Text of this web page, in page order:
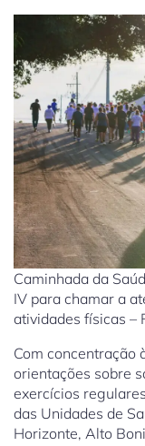
Caminhada da
IV para chamar a
atividades físicas –
Com concentração
orientações sobre
exercícios
das Unidades de
Horizonte, Alto